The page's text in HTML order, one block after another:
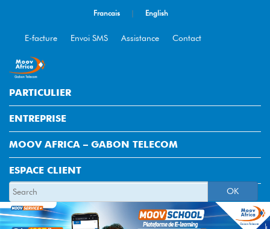
Francais | English
E-facture Envoi SMS Assistance Contact
PARTICULIER
ENTREPRISE
MOOV AFRICA – GABON TELECOM
ESPACE CLIENT
OK